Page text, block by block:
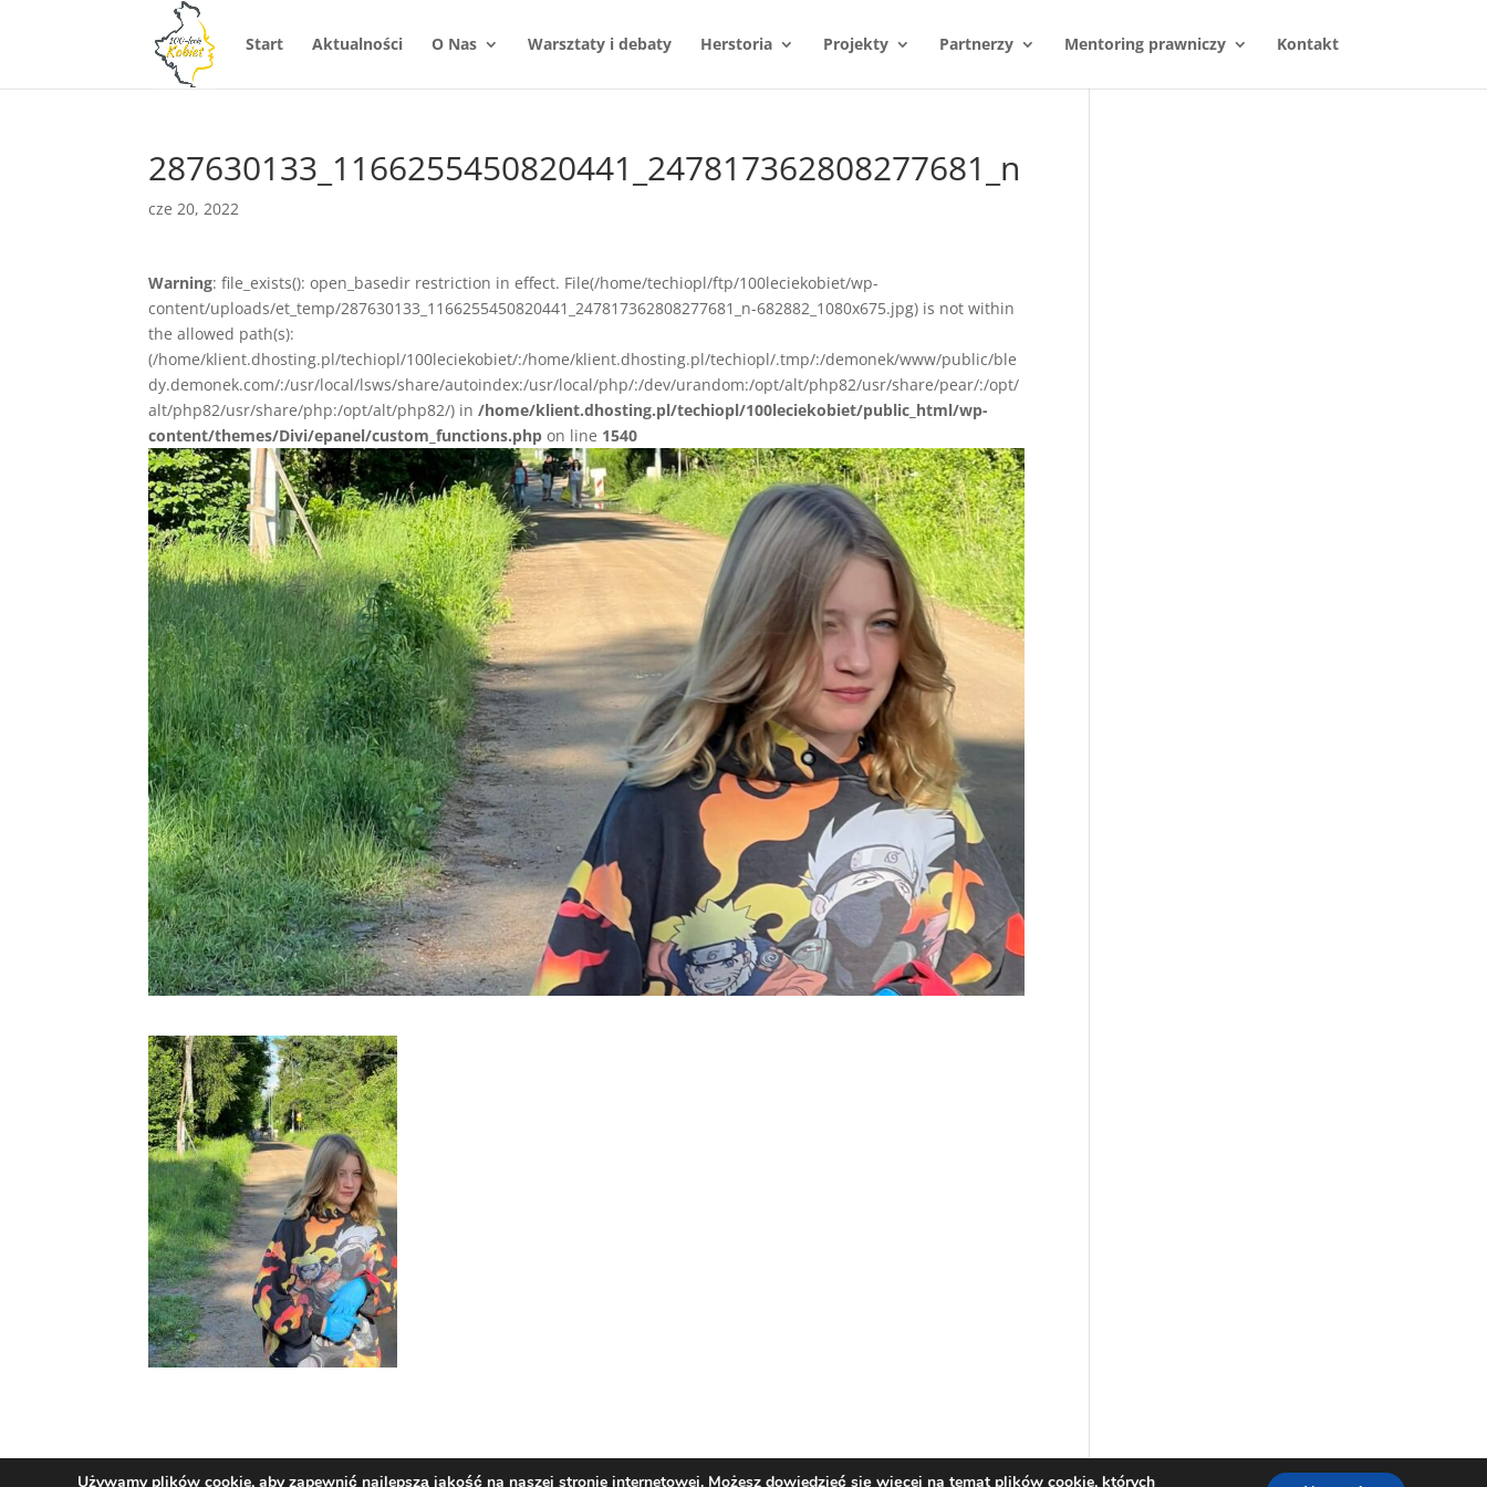
Start Aktualności O Nas Warsztaty i debaty Herstoria Projekty Partnerzy Mentoring prawniczy Kontakt
287630133_1166255450820441_247817362808277681_n
cze 20, 2022
Warning: file_exists(): open_basedir restriction in effect. File(/home/techiopl/ftp/100leciekobiet/wp-
content/uploads/et_temp/287630133_1166255450820441_247817362808277681_n-682882_1080x675.jpg) is not within
the allowed path(s):
(/home/klient.dhosting.pl/techiopl/100leciekobiet/:/home/klient.dhosting.pl/techiopl/.tmp/:/demonek/www/public/ble
dy.demonek.com/:/usr/local/lsws/share/autoindex:/usr/local/php/:/dev/urandom:/opt/alt/php82/usr/share/pear/:/opt/
alt/php82/usr/share/php:/opt/alt/php82/) in/home/klient.dhosting.pl/techiopl/100leciekobiet/public_html/wp-
content/themes/Divi/epanel/custom_functions.php on line 1540
Używamy plików cookie, aby zapewnić najlepszą jakość na naszej stronie internetowej. Możesz dowiedzieć się więcej na temat plików cookie, których